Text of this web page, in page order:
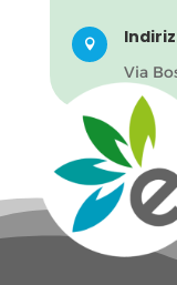

Via